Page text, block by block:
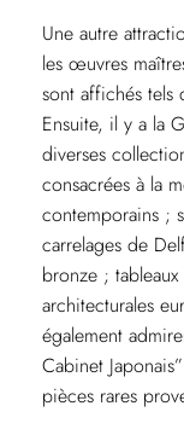
Une autre
les œuvres
sont affichés tels
Ensuite, il y a la
diverses
consacrées à la
contemporains ;
carrelages de
bronze ;
architecturales
également
Cabinet
pièces rares